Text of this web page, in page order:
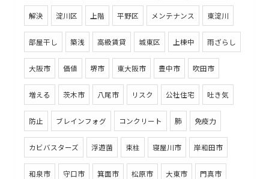
解決 淀川区 上階 平野区 メンテナンス 東淀川
部屋干し 築浅 高級賃貸 城東区 上棟中 雨ざらし
大阪市 価値 堺市 東大阪市 豊中市 吹田市
増える 茨木市 八尾市 リスク 公社住宅 吐き気
防止 ブレインフォグ コンクリート 肺 免疫力
カビバスターズ 浮遊菌 束柱 寝屋川市 岸和田市
和泉市 守口市 箕面市 松原市 大東市 門真市